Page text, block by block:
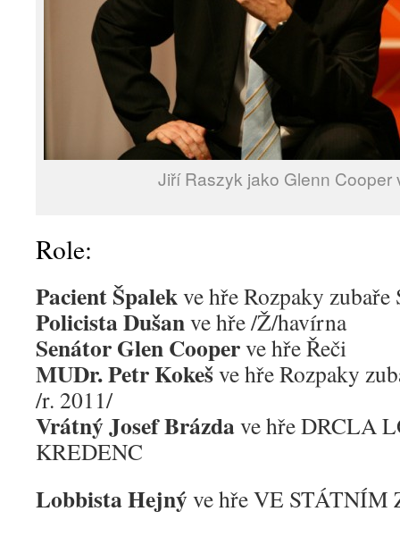
Jiří Raszyk jako Glenn Cooper
Role:
Pacient Špalekve hře Rozpaky
Policista Dušanve hře /Ž/havírna
Senátor Glen Cooperve hře Řeči
MUDr. Petr Kokešve hře Rozpaky
/r. 2011/
Vrátný Josef Brázdave hře DRCLA
KREDENC
Lobbista Hejnýve hře VE STÁTNÍM